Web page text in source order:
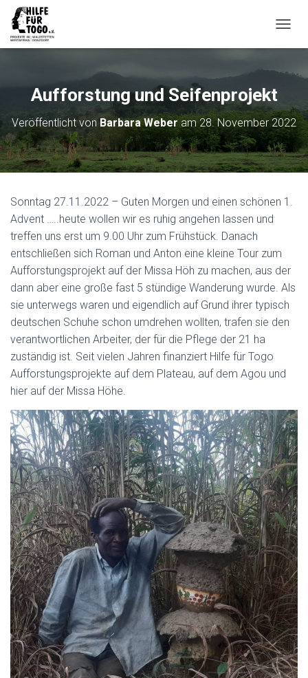
A
I
T
I
O
N
U
C
E
N
Aufforstung und Seifenprojekt
Veröffentlicht von Barbara Weber am28. November 2022
Sonntag 27.11.2022 – Guten Morgen und einen schönen 1.
Advent …..heute wollen wir es ruhig angehen lassen und
treffen uns erst um 9.00 Uhr zum Frühstück. Danach
entschließen sich Roman und Anton eine kleine Tour zum
Aufforstungsprojekt auf der Missa Höh zu machen, aus der
dann aber eine große fast 5 stündige Wanderung wurde. Als
sie unterwegs waren und eigendlich auf Grund ihrer typisch
deutschen Schuhe schon umdrehen wollten, trafen sie den
verantwortlichen Arbeiter, der für die Pflege der 21 ha
zuständig ist. Seit vielen Jahren finanziert Hilfe für Togo
Aufforstungsprojekte auf dem Plateau, auf dem Agou und
hier auf der Missa Höhe.